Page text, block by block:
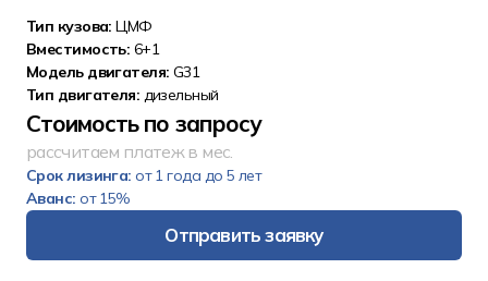
Тип кузова:ЦМФ
Вместимость: 6+1
Модель двигателя: G31
Тип двигателя: дизельный
Стоимость по запросу
рассчитаем платеж в мес.
Срок лизинга:от 1 года до 5 лет
Аванс:от 15%
Отправить заявку